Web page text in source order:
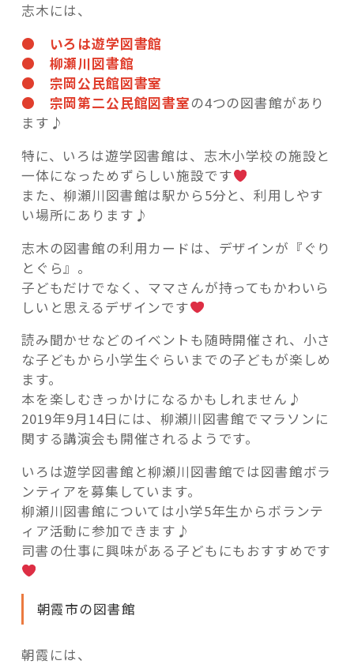
志木には、
● いろは遊学図書館
● 柳瀬川図書館
● 宗岡公民館図書室
● 宗岡第二公民館図書室の4つの図書館があり
ます♪
特に、いろは遊学図書館は、志木小学校の施設と
一体になっためずらしい施設です
また、柳瀬川図書館は駅から5分と、利用しやす
い場所にあります♪
志木の図書館の利用カードは、デザインが『ぐり
とぐら』。
子どもだけでなく、ママさんが持ってもかわいら
しいと思えるデザインです
読み聞かせなどのイベントも随時開催され、小さ
な子どもから小学生ぐらいまでの子どもが楽しめ
ます。
本を楽しむきっかけになるかもしれません♪
2019年9月14日には、柳瀬川図書館でマラソンに
関する講演会も開催されるようです。
いろは遊学図書館と柳瀬川図書館では図書館ボラ
ンティアを募集しています。
柳瀬川図書館については小学5年生からボランテ
ィア活動に参加できます♪
司書の仕事に興味がある子どもにもおすすめです
朝霞市の図書館
朝霞には、